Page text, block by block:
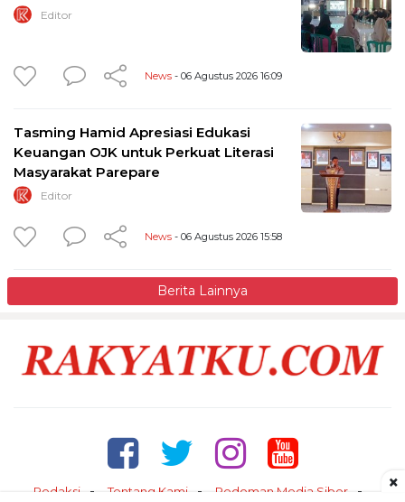
Editor
News - 06 Agustus 2026 16:09
Tasming Hamid Apresiasi Edukasi
Keuangan OJK untuk Perkuat Literasi
Masyarakat Parepare
Editor
News - 06 Agustus 2026 15:58
Berita Lainnya
Redaksi Tentang Kami Pedoman Media Siber ×